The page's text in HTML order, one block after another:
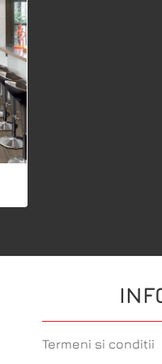
Termeni si conditii